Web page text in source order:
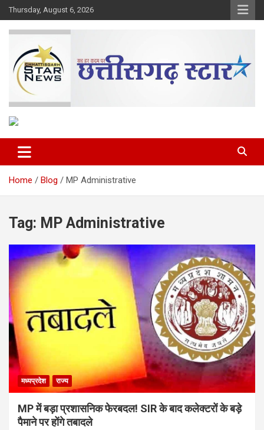
Skip
to
content
Thursday, August 6, 2026
Chhattisgarh Star
Home Blog MP Administrative
Tag: MP Administrative
मध्यप्रदेश राज्य
MP में बड़ा प्रशासनिक फेरबदल! SIR के बाद कलेक्टरों के बड़े
पैमाने पर होंगे तबादले